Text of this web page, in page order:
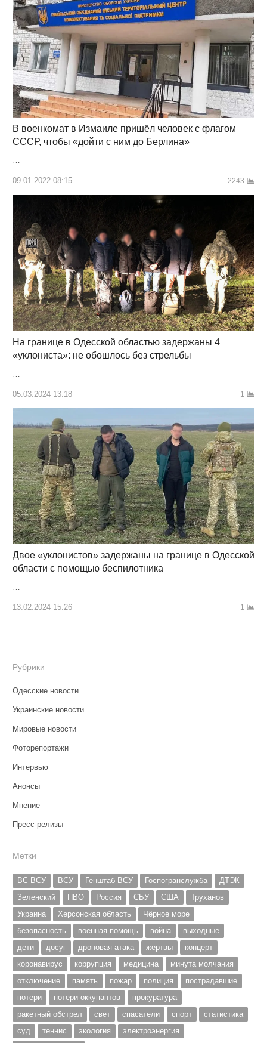
В военкомат в Измаиле пришёл человек с флагом
СССР, чтобы «дойти с ним до Берлина»
…
09.01.2022 08:15 2243
На границе в Одесской областью задержаны 4
«уклониста»: не обошлось без стрельбы
05.03.2024 13:18 1
Двое «уклонистов» задержаны на границе в Одесской
области с помощью беспилотника
13.02.2024 15:26 1
Рубрики
Одесские новости
Украинские новости
Мировые новости
Фоторепортажи
Интервью
Анонсы
Мнение
Пресс-релизы
Метки
ВС ВСУ ВСУ Генштаб ВСУ Госпогранслужба
ДТЭК
Зеленский
ПВО Россия СБУ США
Труханов
Украина
Херсонская область
Чёрное море
безопасность
военная помощь война
выходные
дети
досуг дроновая атака жертвы
концерт
коронавирус
коррупция медицина
минута молчания
отключение
память пожар полиция
пострадавшие
потери
потери оккупантов
прокуратура
ракетный обстрел
свет спасатели спорт
статистика
суд
теннис экология
электроэнергия